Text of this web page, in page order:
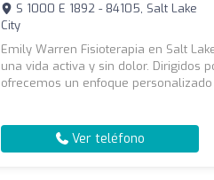
S 1000 E 1892 - 84105, Salt Lake
City
Emily Warren Fisioterapia en Salt
una vida activa y sin dolor. Dirigidos
ofrecemos un enfoque
Ver teléfono